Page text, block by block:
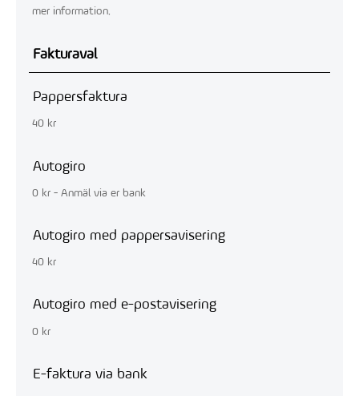
mer information.
Fakturaval
Pappersfaktura
40 kr
Autogiro
0 kr - Anmäl via er bank
Autogiro med pappersavisering
40 kr
Autogiro med e-postavisering
0 kr
E-faktura via bank